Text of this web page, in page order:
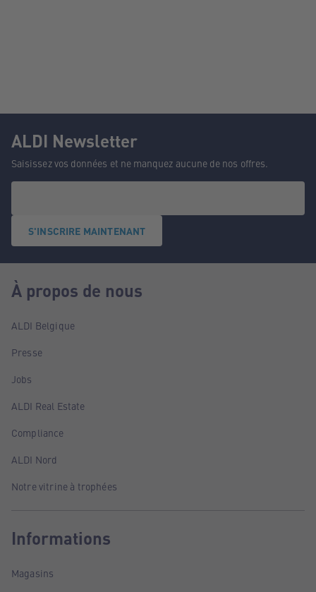
ALDI Newsletter
Saisissez vos données et ne manquez aucune de nos offres.
S'INSCRIRE MAINTENANT
À propos de nous
ALDI Belgique
Presse
Jobs
ALDI Real Estate
Compliance
ALDI Nord
Notre vitrine à trophées
Informations
Magasins